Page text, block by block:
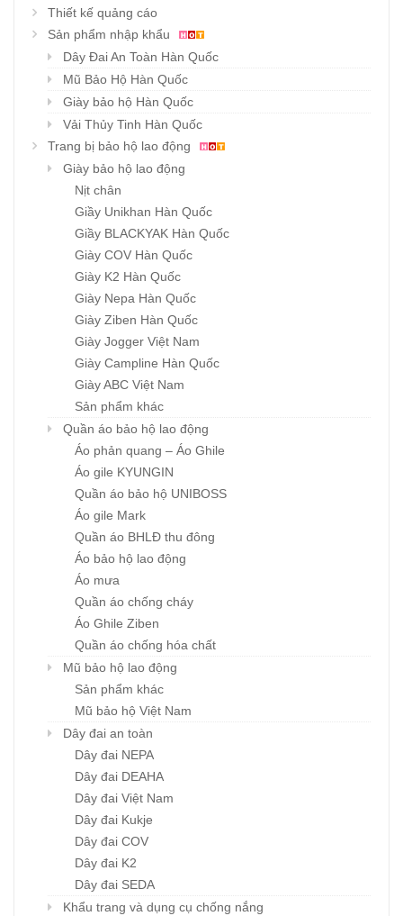
Thiết kế quảng cáo
Sản phẩm nhập khẩu
Dây Đai An Toàn Hàn Quốc
Mũ Bảo Hộ Hàn Quốc
Giày bảo hộ Hàn Quốc
Vải Thủy Tinh Hàn Quốc
Trang bị bảo hộ lao động
Giày bảo hộ lao động
Nịt chân
Giầy Unikhan Hàn Quốc
Giầy BLACKYAK Hàn Quốc
Giày COV Hàn Quốc
Giày K2 Hàn Quốc
Giày Nepa Hàn Quốc
Giày Ziben Hàn Quốc
Giày Jogger Việt Nam
Giày Campline Hàn Quốc
Giày ABC Việt Nam
Sản phẩm khác
Quần áo bảo hộ lao động
Áo phản quang – Áo Ghile
Áo gile KYUNGIN
Quần áo bảo hộ UNIBOSS
Áo gile Mark
Quần áo BHLĐ thu đông
Áo bảo hộ lao động
Áo mưa
Quần áo chống cháy
Áo Ghile Ziben
Quần áo chống hóa chất
Mũ bảo hộ lao động
Sản phẩm khác
Mũ bảo hộ Việt Nam
Dây đai an toàn
Dây đai NEPA
Dây đai DEAHA
Dây đai Việt Nam
Dây đai Kukje
Dây đai COV
Dây đai K2
Dây đai SEDA
Khẩu trang và dụng cụ chống nắng